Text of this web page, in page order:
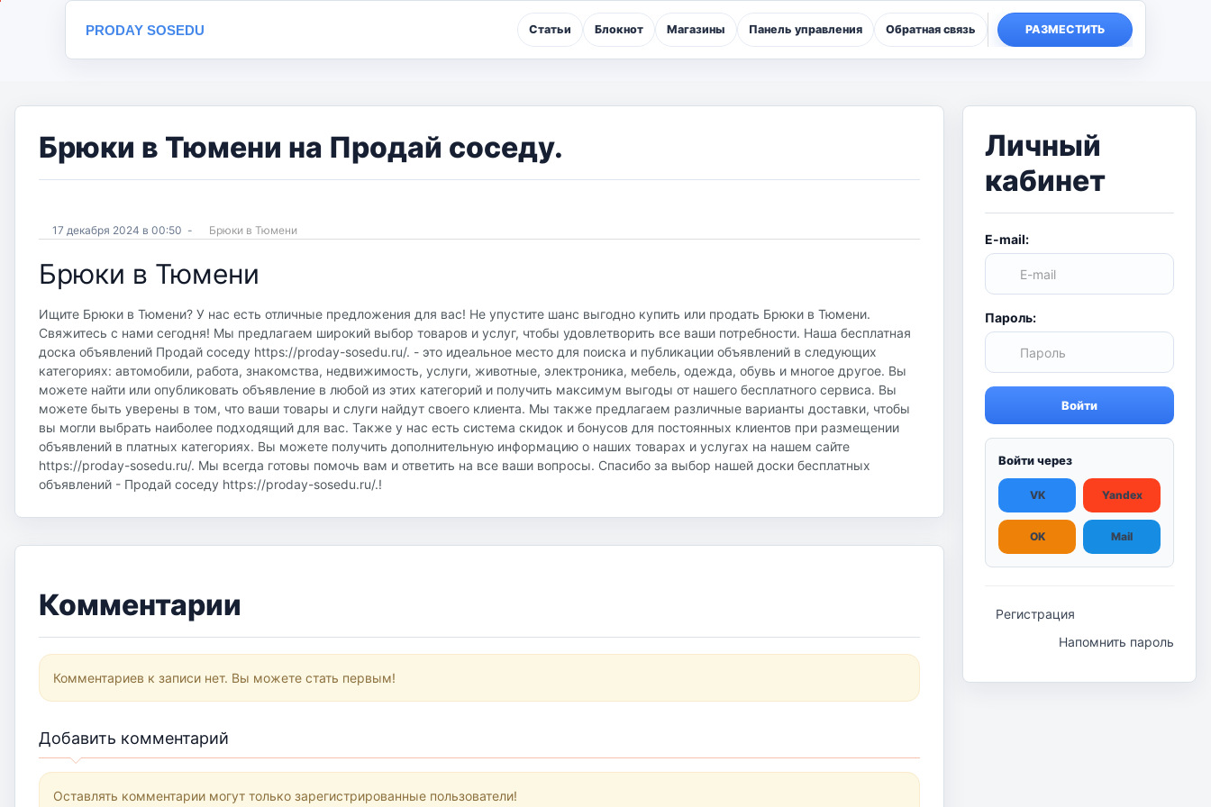
PRODAY SOSEDU Статьи Блокнот Магазины Панель управления Обратная связь РАЗМЕСТИТЬ
Брюки в Тюмени на Продай соседу.
17 декабря 2024 в 00:50 - Брюки в Тюмени
Брюки в Тюмени
Ищите Брюки в Тюмени? У нас есть отличные предложения для вас! Не упустите шанс выгодно купить или продать Брюки в Тюмени.
Свяжитесь с нами сегодня! Мы предлагаем широкий выбор товаров и услуг, чтобы удовлетворить все ваши потребности. Наша бесплатная
доска объявлений Продай соседу https://proday-sosedu.ru/. - это идеальное место для поиска и публикации объявлений в следующих
категориях: автомобили, работа, знакомства, недвижимость, услуги, животные, электроника, мебель, одежда, обувь и многое другое. Вы
можете найти или опубликовать объявление в любой из этих категорий и получить максимум выгоды от нашего бесплатного сервиса. Вы
можете быть уверены в том, что ваши товары и слуги найдут своего клиента. Мы также предлагаем различные варианты доставки, чтобы
вы могли выбрать наиболее подходящий для вас. Также у нас есть система скидок и бонусов для постоянных клиентов при размещении
объявлений в платных категориях. Вы можете получить дополнительную информацию о наших товарах и услугах на нашем сайте
https://proday-sosedu.ru/. Мы всегда готовы помочь вам и ответить на все ваши вопросы. Спасибо за выбор нашей доски бесплатных
объявлений - Продай соседу https://proday-sosedu.ru/.!
Комментарии
Комментариев к записи нет. Вы можете стать первым!
Добавить комментарий
Оставлять комментарии могут только зарегистрированные пользователи!
Личный
кабинет
E-mail:
Пароль:
Войти
Войти через
VK Yandex
OK Mail
Регистрация
Напомнить пароль